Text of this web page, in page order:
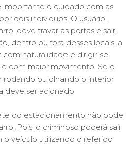
o cuidado com as
dois indivíduos. O usuário,
deve travar as portas e sair.
dentro ou fora desses locais, a
naturalidade e dirigir-se
e com maior movimento. Se o
ou olhando o interior
deve ser acionado
do estacionamento não pode
Pois, o criminoso poderá sair
veículo utilizando o referido